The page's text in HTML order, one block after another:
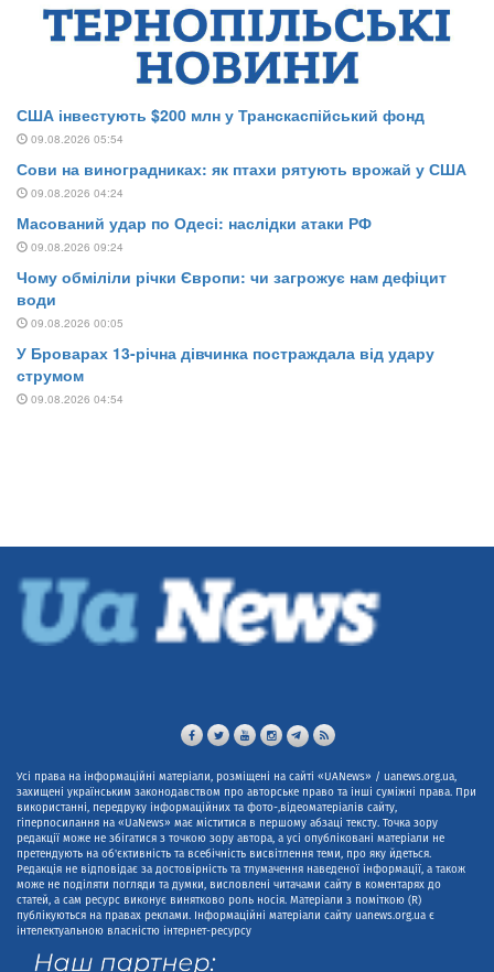
Усі права на інформаційні матеріали, розміщені на сайті «UANews» / uanews.org.ua,
захищені українським законодавством про авторське право та інші суміжні права. При
використанні, передруку інформаційних та фото-,відеоматеріалів сайту,
гіперпосилання на «UaNews» має міститися в першому абзаці тексту. Точка зору
редакції може не збігатися з точкою зору автора, а усі опубліковані матеріали не
претендують на об'єктивність та всебічність висвітлення теми, про яку йдеться.
Редакція не відповідає за достовірність та тлумачення наведеної інформації, а також
може не поділяти погляди та думки, висловлені читачами сайту в коментарях до
статей, а сам ресурс виконує винятково роль носія. Матеріали з поміткою (R)
публікуються на правах реклами. Інформаційні матеріали сайту uanews.org.ua є
інтелектуальною власністю інтернет-ресурсу